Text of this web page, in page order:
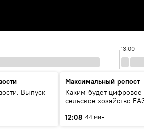
13:00
Выпуск
Максимальный репост
Каким будет цифровое
сельское хозяйство
12:08 44 мин